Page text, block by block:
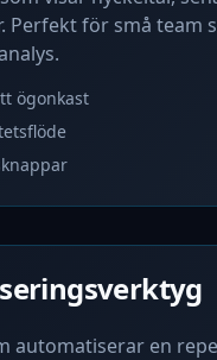
Perfekt för små team
ögonkast
automatiserar en